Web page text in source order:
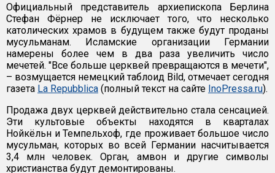
Официальный представитель архиепископа Берлина
Стефан Фёрнер не исключает того, что несколько
католических храмов в будущем также будут проданы
мусульманам. Исламские организации Германии
намерены более чем в два раза увеличить число
мечетей. "Все больше церквей превращаются в мечети",
– возмущается немецкий таблоид Bild, отмечает сегодня
газета La Repubblica (полный текст на сайте InoPressa.ru).
Продажа двух церквей действительно стала сенсацией.
Эти культовые объекты находятся в кварталах
Нойкёльн и Темпельхоф, где проживает большое число
мусульман, которых во всей Германии насчитывается
3,4 млн человек. Орган, амвон и другие символы
христианства будут демонтированы.